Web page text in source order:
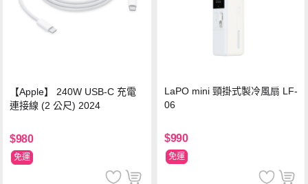
【Apple】 240W USB-C 充電
連接線 (2 公尺) 2024
$980
免運
LaPO mini 頸掛式製冷風扇 LF-
06
$990
免運